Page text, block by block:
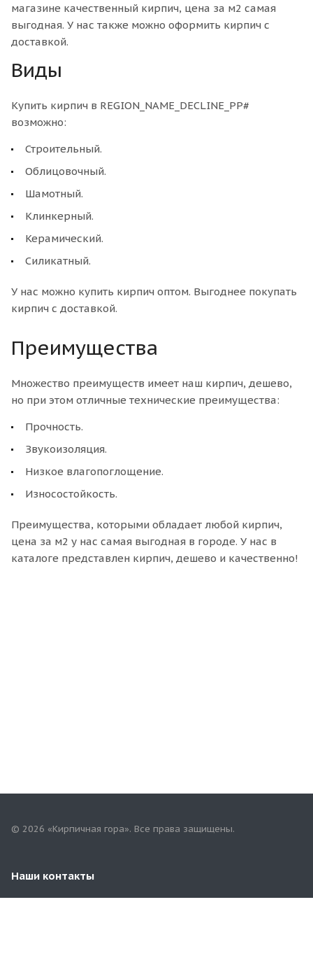
магазине качественный кирпич, цена за м2 самая
выгодная. У нас также можно оформить кирпич с
доставкой.
Виды
Купить кирпич в REGION_NAME_DECLINE_PP#
возможно:
Строительный.
Облицовочный.
Шамотный.
Клинкерный.
Керамический.
Силикатный.
У нас можно купить кирпич оптом. Выгоднее покупать
кирпич с доставкой.
Преимущества
Множество преимуществ имеет наш кирпич, дешево,
но при этом отличные технические преимущества:
Прочность.
Звукоизоляция.
Низкое влагопоглощение.
Износостойкость.
Преимущества, которыми обладает любой кирпич,
цена за м2 у нас самая выгодная в городе. У нас в
каталоге представлен кирпич, дешево и качественно!
© 2026 «Кирпичная гора». Все права защищены.
Наши контакты
+7(958)268-82-02